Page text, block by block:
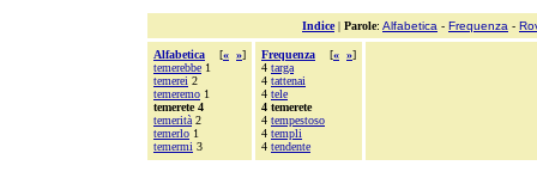
Indice| Parole: Alfabetica - Frequenza -
Alfabetica [« »]
temerebbe 1
temerei 2
temeremo 1
temerete 4
temerità 2
temerlo 1
temermi 3
Frequenza [« »]
4 targa
4 tattenai
4 tele
4 temerete
4 tempestoso
4 templi
4 tendente